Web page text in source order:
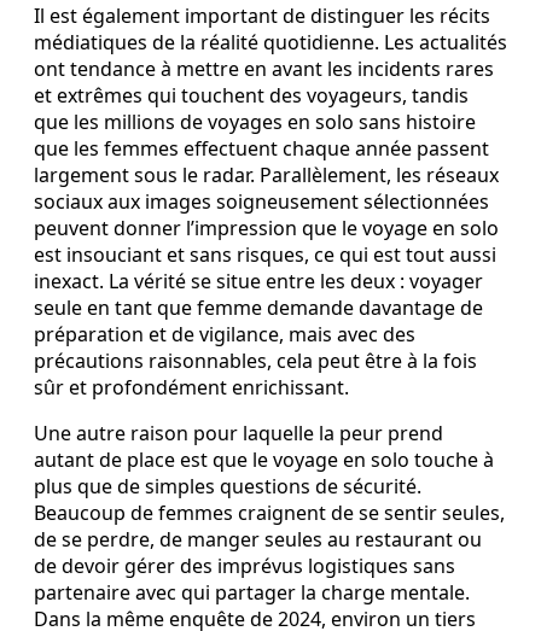
Il est également important de distinguer les récits
médiatiques de la réalité quotidienne. Les actualités
ont tendance à mettre en avant les incidents rares
et extrêmes qui touchent des voyageurs, tandis
que les millions de voyages en solo sans histoire
que les femmes effectuent chaque année passent
largement sous le radar. Parallèlement, les réseaux
sociaux aux images soigneusement sélectionnées
peuvent donner l’impression que le voyage en solo
est insouciant et sans risques, ce qui est tout aussi
inexact. La vérité se situe entre les deux : voyager
seule en tant que femme demande davantage de
préparation et de vigilance, mais avec des
précautions raisonnables, cela peut être à la fois
sûr et profondément enrichissant.
Une autre raison pour laquelle la peur prend
autant de place est que le voyage en solo touche à
plus que de simples questions de sécurité.
Beaucoup de femmes craignent de se sentir seules,
de se perdre, de manger seules au restaurant ou
de devoir gérer des imprévus logistiques sans
partenaire avec qui partager la charge mentale.
Dans la même enquête de 2024, environ un tiers